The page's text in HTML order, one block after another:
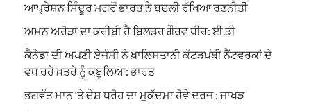
ਆਪ੍ਰੇਸ਼ਨ ਸਿੰਦੂਰ ਮਗਰੋਂ ਭਾਰਤ ਨੇ ਬਦਲੀ ਰੱਖਿਆ ਰਣਨੀਤੀ
ਅਮਨ ਅਰੋੜਾ ਦਾ ਕਰੀਬੀ ਹੈ ਬਿਲਡਰ ਗੌਰਵ ਧੀਰ: ਈ.ਡੀ
ਕੈਨੇਡਾ ਦੀ ਅਪਣੀ ਏਜੰਸੀ ਨੇ ਖ਼ਾਲਿਸਤਾਨੀ ਕੱਟੜਪੰਥੀ ਨੈੱਟਵਰਕਾਂ ਦੇ
ਵਧ ਰਹੇ ਖ਼ਤਰੇ ਨੂੰ ਕਬੂਲਿਆ: ਭਾਰਤ
ਭਗਵੰਤ ਮਾਨ ‘ਤੇ ਦੇਸ਼ ਧਰੋਹ ਦਾ ਮੁਕੱਦਮਾ ਹੋਵੇ ਦਰਜ : ਜਾਖੜ